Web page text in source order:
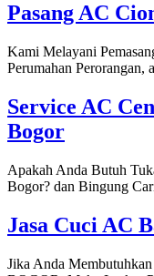
Pasang AC
Kami Melayani
Perumahan
Service AC
Bogor
Apakah Anda Butuh
Bogor? dan Bingung
Jasa Cuci AC
Jika Anda